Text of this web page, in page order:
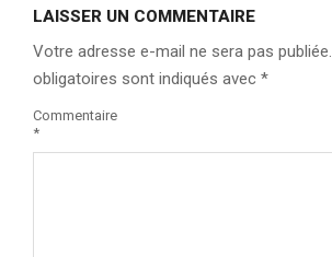
LAISSER UN COMMENTAIRE
Votre adresse e-mail ne sera pas publiée.
obligatoires sont indiqués avec *
Commentaire
*